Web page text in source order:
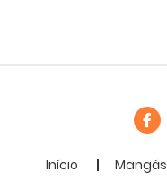
Início Mangás